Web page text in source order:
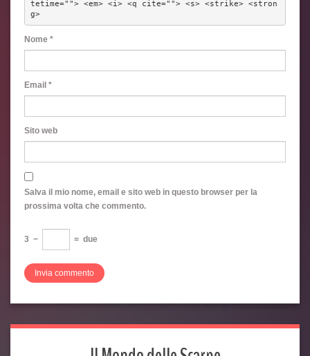
tetime=""> <em> <i> <q cite=""> <s> <strike> <stron
g>
Nome *
Email *
Sito web
Salva il mio nome, email e sito web in questo browser per la
prossima volta che commento.
3 − = due